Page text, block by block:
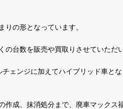
の形となっています。
台数を販売や買取りさせていただ
ェンジに加えてハイブリッド車と
作成、抹消処分まで、廃車マックス